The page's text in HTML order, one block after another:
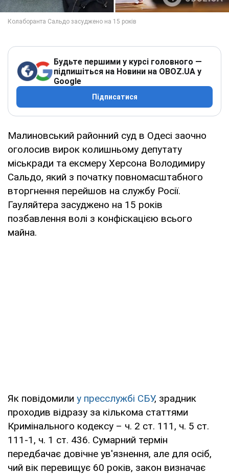
Будьте першими у курсі головного —
підпишіться на Новини на OBOZ.UA у
Google
Підписатися
Малиновський районний суд в Одесі заочно
оголосив вирок колишньому депутату
міськради та ексмеру Херсона Володимиру
Сальдо, який з початку повномасштабного
вторгнення перейшов на службу Росії.
Гауляйтера засуджено на 15 років
позбавлення волі з конфіскацією всього
майна.
Як повідомили у пресслужбі СБУ, зрадник
проходив відразу за кількома статтями
Кримінального кодексу – ч. 2 ст. 111, ч. 5 ст.
111-1, ч. 1 ст. 436. Сумарний термін
передбачає довічне ув'язнення, але для осіб,
чий вік перевищує 60 років, закон визначає